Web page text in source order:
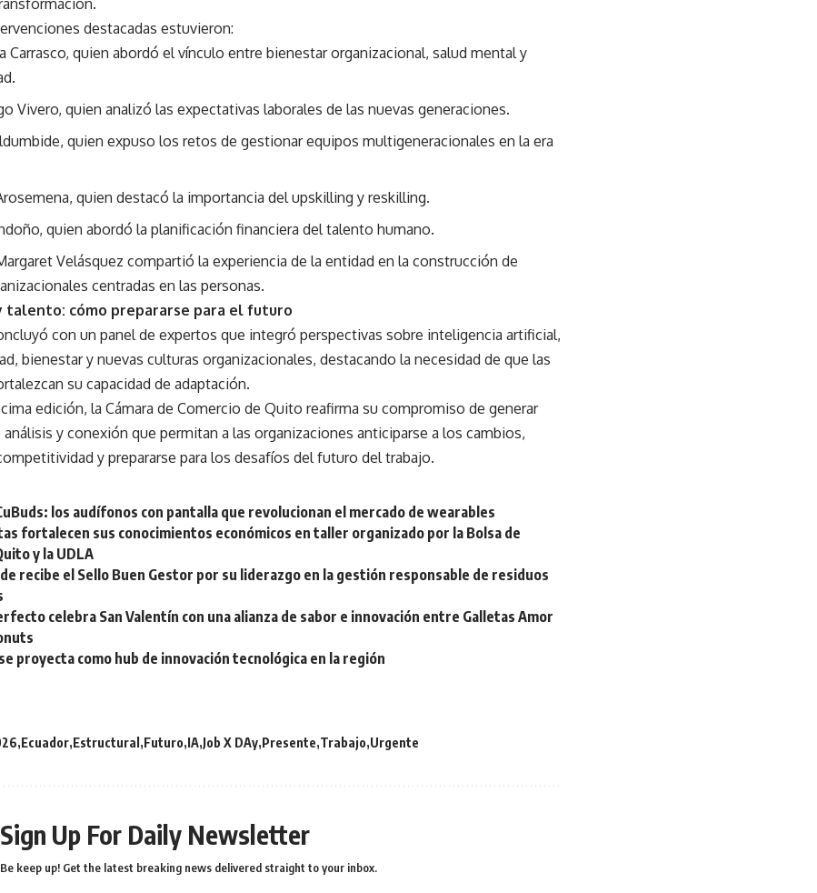
destacadas estuvieron:
Carrasco, quien abordó el vínculo entre bienestar organizacional, salud mental y
Vivero, quien analizó las expectativas laborales de las nuevas generaciones.
quien expuso los retos de gestionar equipos multigeneracionales en la era
quien destacó la importancia del upskilling y reskilling.
quien abordó la planificación financiera del talento humano.
Velásquez compartió la experiencia de la entidad en la construcción de
centradas en las personas.
talento: cómo prepararse para el futuro
con un panel de expertos que integró perspectivas sobre inteligencia artificial,
bienestar y nuevas culturas organizacionales, destacando la necesidad de que las
su capacidad de adaptación.
edición, la Cámara de Comercio de Quito reafirma su compromiso de generar
y conexión que permitan a las organizaciones anticiparse a los cambios,
y prepararse para los desafíos del futuro del trabajo.
los audífonos con pantalla que revolucionan el mercado de wearables
fortalecen sus conocimientos económicos en taller organizado por la Bolsa de
y la UDLA
recibe el Sello Buen Gestor por su liderazgo en la gestión responsable de residuos
celebra San Valentín con una alianza de sabor e innovación entre Galletas Amor
proyecta como hub de innovación tecnológica en la región
Ecuador Estructural Futuro IA Job X DAy Presente Trabajo Urgente
Sign Up For Daily Newsletter
Be keep up! Get the latest breaking news delivered straight to your inbox.